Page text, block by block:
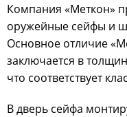
Компания «Меткон»
оружейные сейфы и
Основное отличие
заключается в
что соответствует
В дверь сейфа